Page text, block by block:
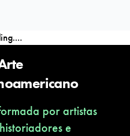
por artistas
e